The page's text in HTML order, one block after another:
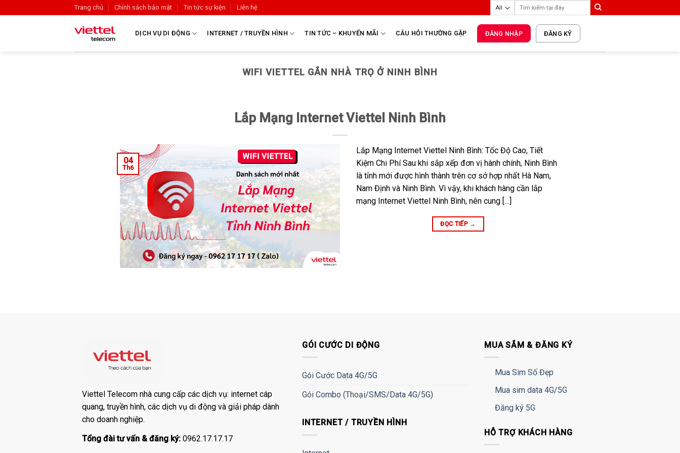
Trang chủ Chính sách bảo mật Tin tức sự kiện Liên hệ
DỊCH VỤ DI ĐỘNG INTERNET / TRUYỀN HÌNH TIN TỨC – KHUYẾN MÃI CÂU HỎI THƯỜNG GẶP ĐĂNG NHẬP ĐĂNG KÝ
WIFI VIETTEL GẮN NHÀ TRỌ Ở NINH BÌNH
Lắp Mạng Internet Viettel Ninh Bình
04
Th6
Lắp Mạng Internet Viettel Ninh Bình: Tốc Độ Cao, Tiết
Kiệm Chi Phí Sau khi sắp xếp đơn vị hành chính, Ninh Bình
là tỉnh mới được hình thành trên cơ sở hợp nhất Hà Nam,
Nam Định và Ninh Bình. Vì vậy, khi khách hàng cần lắp
mạng Internet Viettel Ninh Bình, nên cung […]
ĐỌC TIẾP →
Viettel Telecom nhà cung cấp các dịch vụ: internet cáp
quang, truyền hình, các dịch vụ di động và giải pháp dành
cho doanh nghiệp.
Tổng đài tư vấn & đăng ký: 0962.17.17.17
GÓI CƯỚC DI ĐỘNG
Gói Cước Data 4G/5G
Gói Combo (Thoại/SMS/Data 4G/5G)
INTERNET / TRUYỀN HÌNH
MUA SẮM & ĐĂNG KÝ
Mua Sim Số Đẹp
Mua sim data 4G/5G
Đăng ký 5G
HỖ TRỢ KHÁCH HÀNG